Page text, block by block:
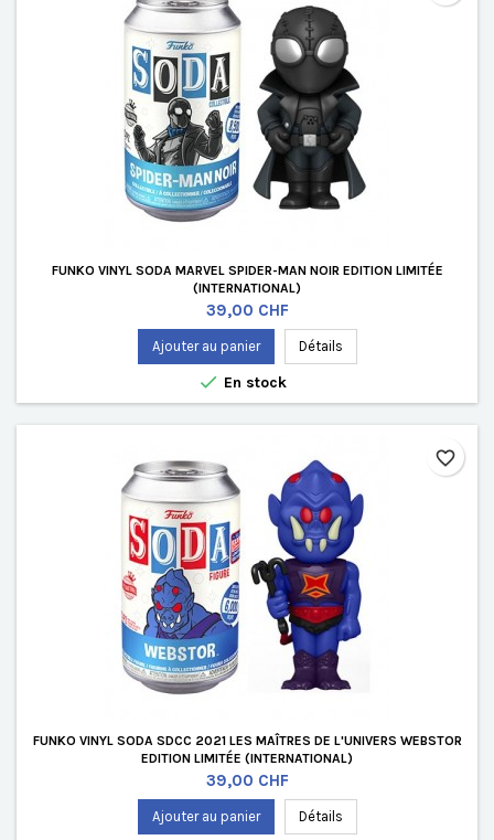
FUNKO VINYL SODA MARVEL SPIDER-MAN NOIR EDITION LIMITÉE
(INTERNATIONAL)
Prix
39,00 CHF
Ajouter au panier Détails
 En stock
FUNKO VINYL SODA SDCC 2021 LES MAÎTRES DE L'UNIVERS WEBSTOR
EDITION LIMITÉE (INTERNATIONAL)
Prix
39,00 CHF
Ajouter au panier Détails
favorite_border